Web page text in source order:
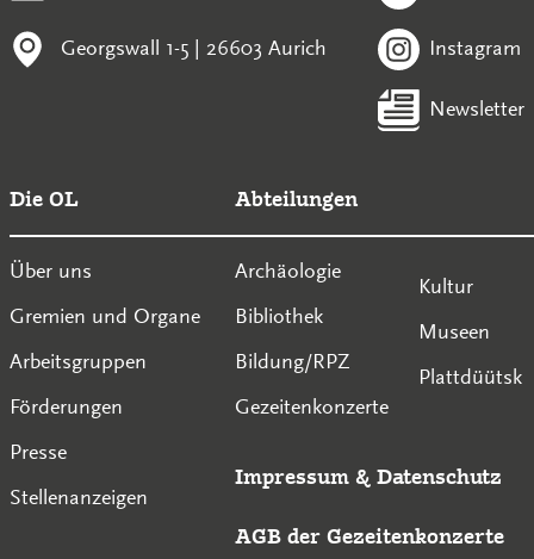
Georgswall 1-5 | 26603 Aurich Instagram
Newsletter
Die OL
Über uns
Gremien und Organe
Arbeitsgruppen
Förderungen
Presse
Stellenanzeigen
Abteilungen
Archäologie
Bibliothek
Bildung/RPZ
Gezeitenkonzerte
Kultur
Museen
Plattdüütsk
Impressum & Datenschutz
AGB der Gezeitenkonzerte